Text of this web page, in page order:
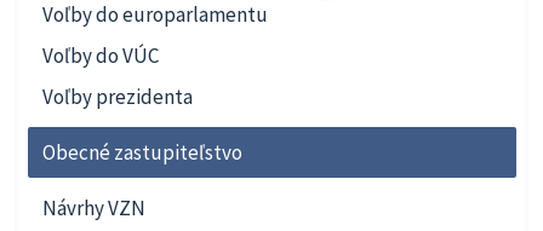
Voľby do europarlamentu
Voľby do VÚC
Voľby prezidenta
Obecné zastupiteľstvo
Návrhy VZN